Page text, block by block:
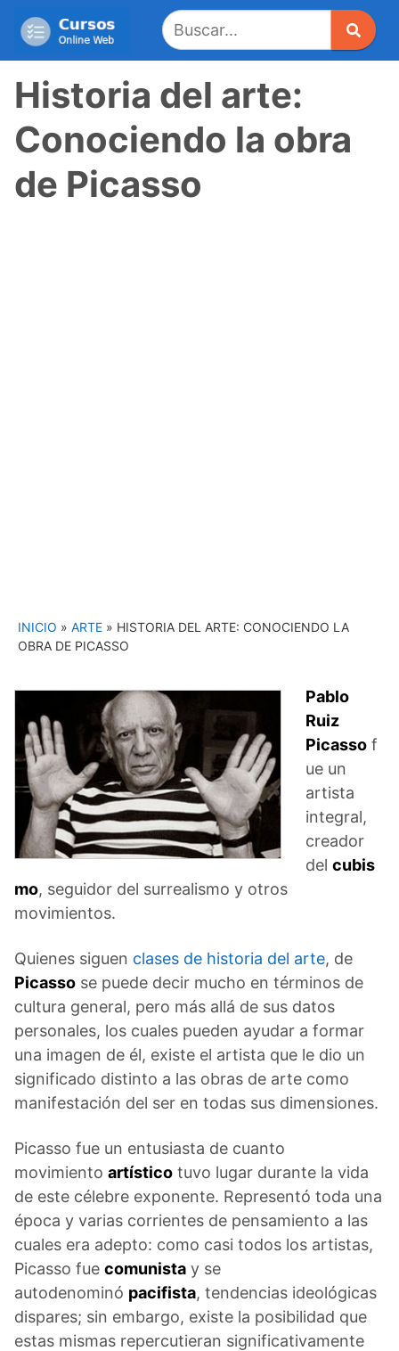
Historia del arte:
Conociendo la obra
de Picasso
INICIO » ARTE » HISTORIA DEL ARTE: CONOCIENDO LA
OBRA DE PICASSO
Pablo
Ruiz
Picasso f
ue un
artista
integral,
creador
del cubis
mo, seguidor del surrealismo y otros
movimientos.
Quienes siguen clases de historia del arte, de
Picasso se puede decir mucho en términos de
cultura general, pero más allá de sus datos
personales, los cuales pueden ayudar a formar
una imagen de él, existe el artista que le dio un
significado distinto a las obras de arte como
manifestación del ser en todas sus dimensiones.
Picasso fue un entusiasta de cuanto
movimiento artístico tuvo lugar durante la vida
de este célebre exponente. Representó toda una
época y varias corrientes de pensamiento a las
cuales era adepto: como casi todos los artistas,
Picasso fue comunista y se
autodenominó pacifista, tendencias ideológicas
dispares; sin embargo, existe la posibilidad que
estas mismas repercutieran significativamente